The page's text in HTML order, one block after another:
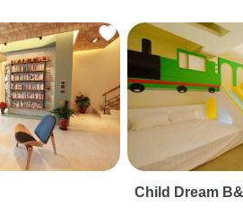
Child Dream